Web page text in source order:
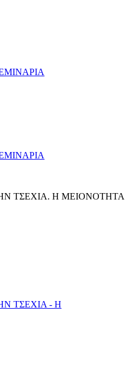
ΤΣΕΧΙΑ. Η ΜΕΙΟΝΟΤΗΤΑ
ΤΣΕΧΙΑ - Η